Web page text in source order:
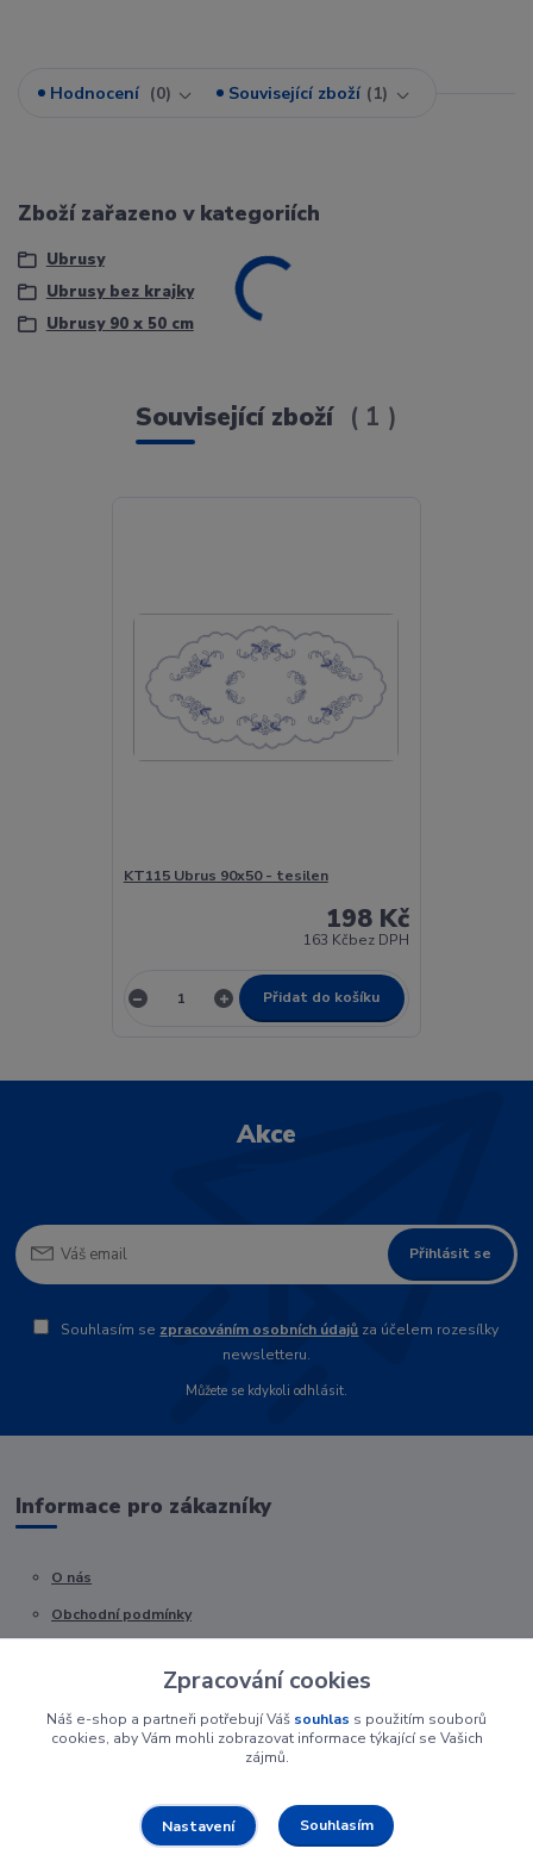
Hodnocení 0 Související zboží 1
Zboží zařazeno v kategoriích
Ubrusy
Ubrusy bez krajky
Ubrusy 90 x 50 cm
Související zboží 1
KT115 Ubrus 90x50 - tesilen
198 Kč
163 Kčbez DPH
Přidat do košíku
Akce
Přihlásit se
Souhlasím se zpracováním osobních údajů za účelem rozesílky
newsletteru.
Můžete se kdykoli odhlásit.
Informace pro zákazníky
O nás
Obchodní podmínky
Zpracování cookies
Náš e-shop a partneři potřebují Váš souhlas s použitím souborů
cookies, aby Vám mohli zobrazovat informace týkající se Vašich
zájmů.
Nastavení Souhlasím